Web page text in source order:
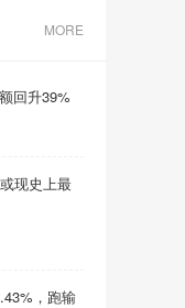
MORE
回升39%
现史上最
，跑输